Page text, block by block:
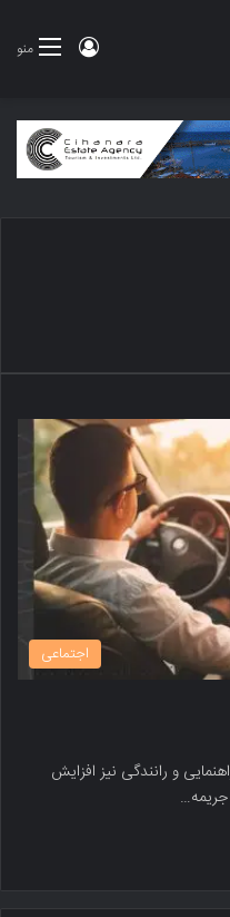
منو ورود
اجتماعی
و رانندگی نیز افزایش